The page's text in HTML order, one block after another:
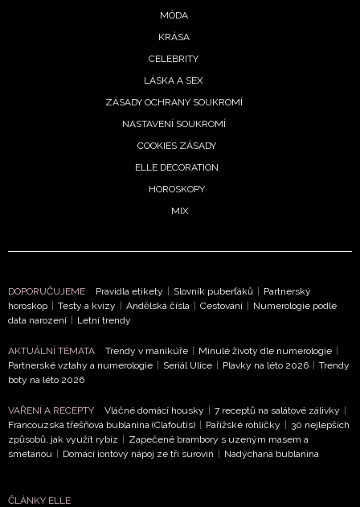
MÓDA
KRÁSA
CELEBRITY
LÁSKA A SEX
ZÁSADY OCHRANY SOUKROMÍ
NASTAVENÍ SOUKROMÍ
COOKIES ZÁSADY
ELLE DECORATION
HOROSKOPY
MIX
DOPORUČUJEME Pravidla etikety | Slovník puberťáků | Partnerský
horoskop | Testy a kvízy | Andělská čísla | Cestování | Numerologie podle
data narození | Letní trendy
AKTUÁLNÍ TÉMATA Trendy v manikúře | Minulé životy dle numerologie |
Partnerské vztahy a numerologie | Seriál Ulice | Plavky na léto 2026 | Trendy
boty na léto 2026
VAŘENÍ A RECEPTY Vláčné domácí housky | 7 receptů na salátové zálivky |
Francouzská třešňová bublanina (Clafoutis) | Pařížské rohlíčky | 30 nejlepších
způsobů, jak využít rybíz | Zapečené brambory s uzeným masem a
smetanou | Domácí iontový nápoj ze tří surovin | Nadýchaná bublanina
ČLÁNKY ELLE